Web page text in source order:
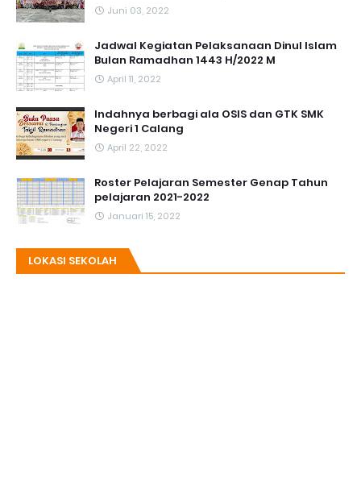
Juni 03, 2022
Jadwal Kegiatan Pelaksanaan Dinul Islam
Bulan Ramadhan 1443 H/2022 M
April 11, 2022
Indahnya berbagi ala OSIS dan GTK SMK
Negeri 1 Calang
April 22, 2022
Roster Pelajaran Semester Genap Tahun
pelajaran 2021-2022
Januari 15, 2022
LOKASI SEKOLAH